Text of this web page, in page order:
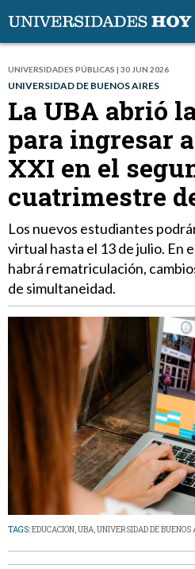
UNIVERSIDADES PÚBLICAS | 30 JUN 2026
UNIVERSIDAD DE BUENOS AIRES
La UBA abrió
para ingresar
XXI en el
cuatrimestre
Los nuevos estudiantes
virtual hasta el 13 de julio. En
habrá rematriculación,
de simultaneidad.
TAGS:EDUCACION,UBA,UNIVERSIDAD DE BUENOS